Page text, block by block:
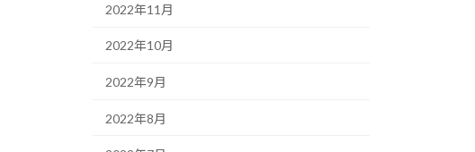
2022年11月
2022年10月
2022年9月
2022年8月